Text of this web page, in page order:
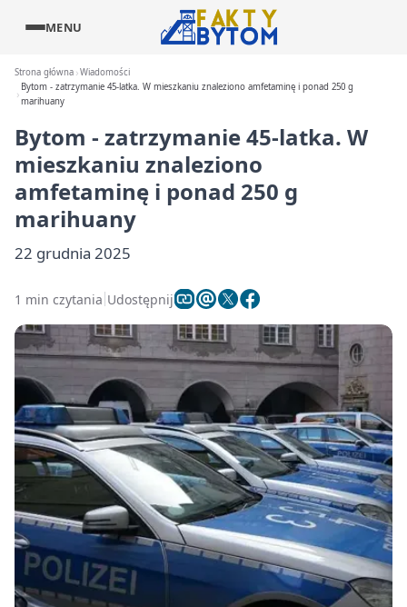
MENU
Strona główna Wiadomości
Bytom - zatrzymanie 45-latka. W mieszkaniu znaleziono amfetaminę i ponad 250 g
marihuany
Bytom - zatrzymanie 45-latka. W
mieszkaniu znaleziono
amfetaminę i ponad 250 g
marihuany
22 grudnia 2025
1 min czytania Udostępnij